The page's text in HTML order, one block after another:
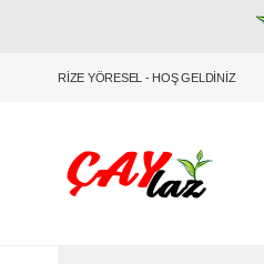
RİZE YÖRESEL - HOŞ GELDİNİZ